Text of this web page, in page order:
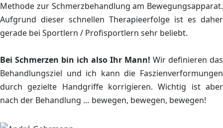
Methode zur Schmerzbehandlung am Bewegungsapparat.
Aufgrund dieser schnellen Therapieerfolge ist es daher
gerade bei Sportlern / Profisportlern sehr beliebt.
Bei Schmerzen bin ich also Ihr Mann! Wir definieren das
Behandlungsziel und ich kann die Faszienverformungen
durch gezielte Handgriffe korrigieren. Wichtig ist aber
nach der Behandlung … bewegen, bewegen, bewegen!